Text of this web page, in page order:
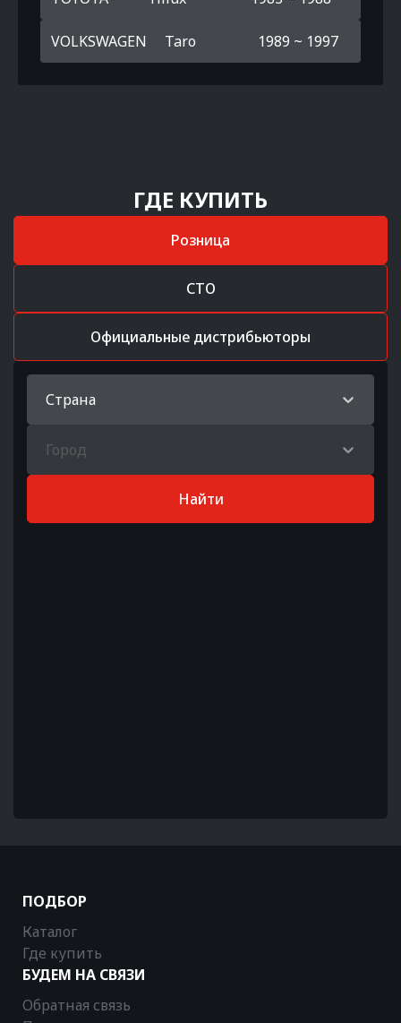
VOLKSWAGEN Taro 1989 ~ 1997
ГДЕ КУПИТЬ
Розница
СТО
Официальные дистрибьюторы
Страна
Город
Найти
ПОДБОР
Каталог
Где купить
БУДЕМ НА СВЯЗИ
Обратная связь